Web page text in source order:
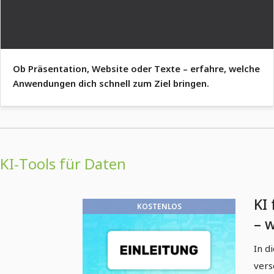
Ob Präsentation, Website oder Texte – erfahre, welche
Anwendungen dich schnell zum Ziel bringen.
KI-Tools für Daten
KOSTENLOS
KI
–
In